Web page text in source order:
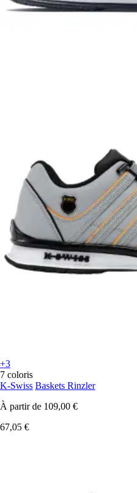
+3
7 coloris
K-Swiss Baskets Rinzler
À partir de 109,00 €
67,05 €